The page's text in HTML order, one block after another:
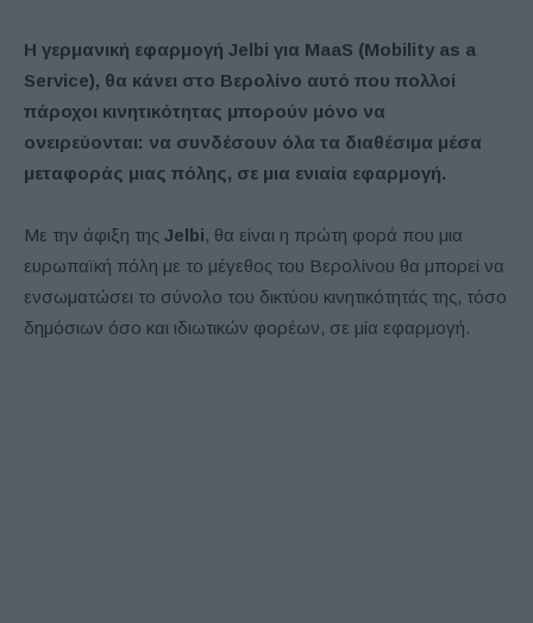
Η γερμανική εφαρμογή Jelbi για MaaS (Mobility as a
Service), θα κάνει στο Βερολίνο αυτό που πολλοί
πάροχοι κινητικότητας μπορούν μόνο να
ονειρεύονται: να συνδέσουν όλα τα διαθέσιμα μέσα
μεταφοράς μιας πόλης, σε μια ενιαία εφαρμογή.
Με την άφιξη της Jelbi, θα είναι η πρώτη φορά που μια
ευρωπαϊκή πόλη με το μέγεθος του Βερολίνου θα μπορεί να
ενσωματώσει το σύνολο του δικτύου κινητικότητάς της, τόσο
δημόσιων όσο και ιδιωτικών φορέων, σε μία εφαρμογή.